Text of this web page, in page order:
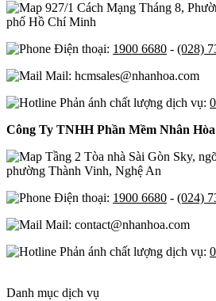
927/1 Cách Mạng Tháng 8,
phố Hồ Chí Minh
Điện thoại: 1900 6680 - (028)
Mail: hcmsales@nhanhoa.com
Phản ánh chất lượng dịch vụ:
Công Ty TNHH Phần Mềm Nhân Hòa
Tầng 2 Tòa nhà Sài Gòn Sky,
phường Thành Vinh, Nghệ An
Điện thoại: 1900 6680 - (024)
Mail: contact@nhanhoa.com
Phản ánh chất lượng dịch vụ:
Danh mục dịch vụ